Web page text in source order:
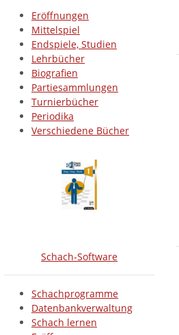
Eröffnungen
Mittelspiel
Endspiele, Studien
Lehrbücher
Biografien
Partiesammlungen
Turnierbücher
Periodika
Verschiedene Bücher
Schach-Software
Schachprogramme
Datenbankverwaltung
Schach lernen